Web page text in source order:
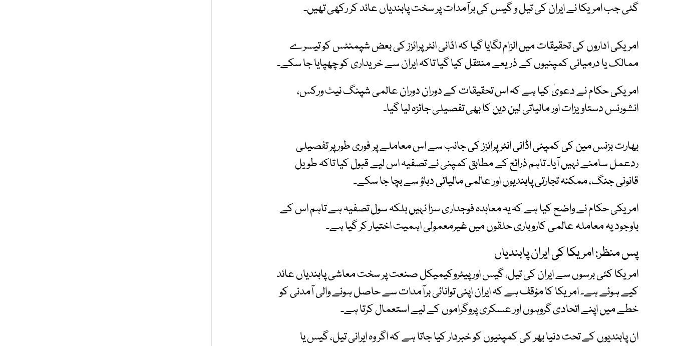
گئی جب امریکا نے ایران کی تیل و گیس کی برآمدات پر سخت پابندیاں عائد کر رکھی تھیں۔
امریکی اداروں کی تحقیقات میں الزام لگایا گیا کہ اڈانی انٹرپرائزز کی بعض شپمنٹس کو تیسرے
ممالک یا درمیانی کمپنیوں کے ذریعے منتقل کیا گیا تاکہ ایران سے خریداری کو چھپایا جا سکے۔
امریکی حکام نے دعویٰ کیا ہے کہ اس تحقیقات کے دوران دوران عالمی شپنگ نیٹ ورکس،
انشورنس دستاویزات اور مالیاتی لین دین کا بھی تفصیلی جائزہ لیا گیا۔
بھارت بزنس مین کی کمپنی اڈانی انٹرپرائزز کی جانب سے اس معاملے پر فوری طور پر تفصیلی
ردعمل سامنے نہیں آیا۔ تاہم ذرائع کے مطابق کمپنی نے تصفیہ اس لیے قبول کیا تاکہ طویل
قانونی جنگ، ممکنہ تجارتی پابندیوں اور عالمی مالیاتی دباؤ سے بچا جا سکے۔
امریکی حکام نے واضح کیا ہے کہ یہ معاہدہ فوجداری سزا نہیں بلکہ سول تصفیہ ہے تاہم اس کے
باوجود یہ معاملہ عالمی کاروباری حلقوں میں غیرمعمولی اہمیت اختیار کر گیا ہے۔
پس منظر: امریکا کی ایران پابندیاں
امریکا کئی برسوں سے ایران کی تیل، گیس اور پیٹروکیمیکل صنعت پر سخت معاشی پابندیاں عائد
کیے ہوئے ہے۔ امریکا کا مؤقف ہے کہ ایران اپنی توانائی برآمدات سے حاصل ہونے والی آمدنی کو
خطے میں اپنے اتحادی گروہوں اور عسکری پروگراموں کے لیے استعمال کرتا ہے۔
ان پابندیوں کے تحت دنیا بھر کی کمپنیوں کو خبردار کیا جاتا ہے کہ اگر وہ ایرانی تیل، گیس یا